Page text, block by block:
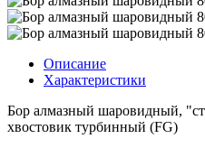
Описание
Характеристики
Бор алмазный шаровидный,
хвостовик турбинный (FG)